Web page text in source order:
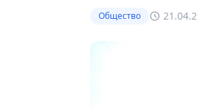
Общество